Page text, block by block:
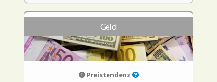
Geld
Preistendenz